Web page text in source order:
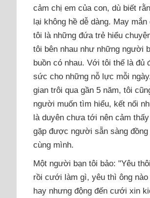
cảm chị em của con, dù biết
lại không hề dễ dàng. May
tôi là những đứa trẻ hiểu
tôi bên nhau như những người
buồn có nhau. Với tôi thế là đủ
sức cho những nỗ lực mỗi
gian trôi qua gần 5 năm, tôi
người muốn tìm hiểu, kết nối
là duyên chưa tới nên cảm
gặp được người sẵn sàng đồng
cùng mình.
Một người bạn tôi bảo: "Yêu
rồi cưới làm gì, yêu thì ông nào
hay nhưng động đến cưới xin